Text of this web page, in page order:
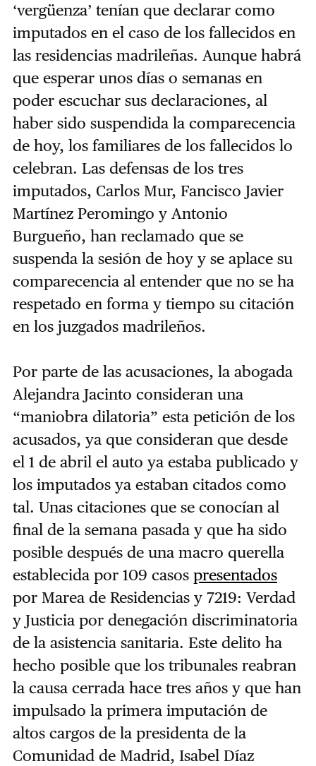
‘vergüenza’ tenían que declarar como
imputados en el caso de los fallecidos en
las residencias madrileñas. Aunque habrá
que esperar unos días o semanas en
poder escuchar sus declaraciones, al
haber sido suspendida la comparecencia
de hoy, los familiares de los fallecidos lo
celebran. Las defensas de los tres
imputados, Carlos Mur, Fancisco Javier
Martínez Peromingo y Antonio
Burgueño, han reclamado que se
suspenda la sesión de hoy y se aplace su
comparecencia al entender que no se ha
respetado en forma y tiempo su citación
en los juzgados madrileños.
Por parte de las acusaciones, la abogada
Alejandra Jacinto consideran una
“maniobra dilatoria” esta petición de los
acusados, ya que consideran que desde
el 1 de abril el auto ya estaba publicado y
los imputados ya estaban citados como
tal. Unas citaciones que se conocían al
final de la semana pasada y que ha sido
posible después de una macro querella
establecida por 109 casos presentados
por Marea de Residencias y 7219: Verdad
y Justicia por denegación discriminatoria
de la asistencia sanitaria. Este delito ha
hecho posible que los tribunales reabran
la causa cerrada hace tres años y que han
impulsado la primera imputación de
altos cargos de la presidenta de la
Comunidad de Madrid, Isabel Díaz